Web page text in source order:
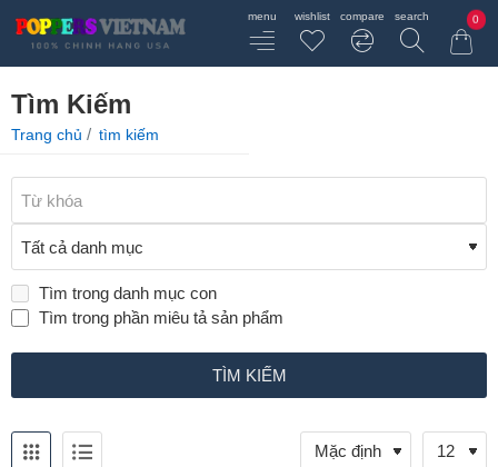
0
Tìm Kiếm
Trang chủ home
tìm kiếm
Tìm trong danh mục con
Tìm trong phần miêu tả sản phẩm
TÌM KIẾM